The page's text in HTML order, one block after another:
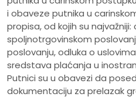
i obaveze putnika u
propisa, od kojih su najvažniji:
spoljnotrgovinskom
poslovanju, odluka o
sredstava plaćanja u
Putnici su u obavezi da
dokumentaciju za prelazak